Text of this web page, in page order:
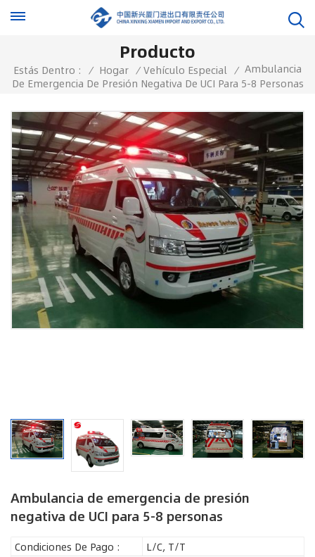
Producto
Estás Dentro : / Hogar / Vehículo Especial / Ambulancia
De Emergencia De Presión Negativa De UCI Para 5-8 Personas
Ambulancia de emergencia de presión
negativa de UCI para 5-8 personas
Condiciones De Pago :
L/C, T/T